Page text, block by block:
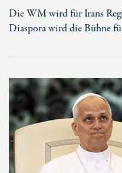
Die WM wird für Irans
Diaspora wird die Bühne